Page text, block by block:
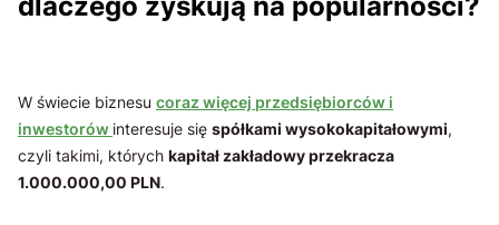
W świecie biznesu coraz więcej przedsiębiorców i
inwestorów interesuje się spółkami wysokokapitałowymi,
czyli takimi, których kapitał zakładowy przekracza
1.000.000,00 PLN.